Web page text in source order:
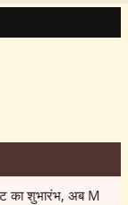
अब MP से सीधे जुड़